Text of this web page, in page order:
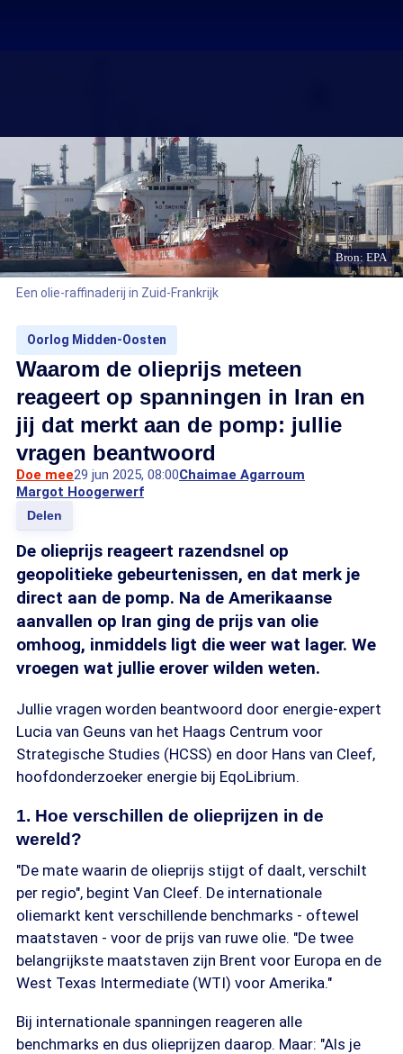
Bron: EPA
Een olie-raffinaderij in Zuid-Frankrijk
Oorlog Midden-Oosten
Waarom de olieprijs meteen
reageert op spanningen in Iran en
jij dat merkt aan de pomp: jullie
vragen beantwoord
Doe mee29 jun 2025, 08:00Chaimae Agarroum
Margot Hoogerwerf
Delen
De olieprijs reageert razendsnel op
geopolitieke gebeurtenissen, en dat merk je
direct aan de pomp. Na de Amerikaanse
aanvallen op Iran ging de prijs van olie
omhoog, inmiddels ligt die weer wat lager. We
vroegen wat jullie erover wilden weten.
Jullie vragen worden beantwoord door energie-expert
Lucia van Geuns van het Haags Centrum voor
Strategische Studies (HCSS) en door Hans van Cleef,
hoofdonderzoeker energie bij EqoLibrium.
1. Hoe verschillen de olieprijzen in de
wereld?
"De mate waarin de olieprijs stijgt of daalt, verschilt
per regio", begint Van Cleef. De internationale
oliemarkt kent verschillende benchmarks - oftewel
maatstaven - voor de prijs van ruwe olie. "De twee
belangrijkste maatstaven zijn Brent voor Europa en de
West Texas Intermediate (WTI) voor Amerika."
Bij internationale spanningen reageren alle
benchmarks en dus olieprijzen daarop. Maar: "Als je